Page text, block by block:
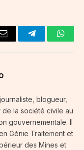
Email Telegram
blogueur,
la société civile au
gouvernementale. Il
Génie Traitement et
des Mines et